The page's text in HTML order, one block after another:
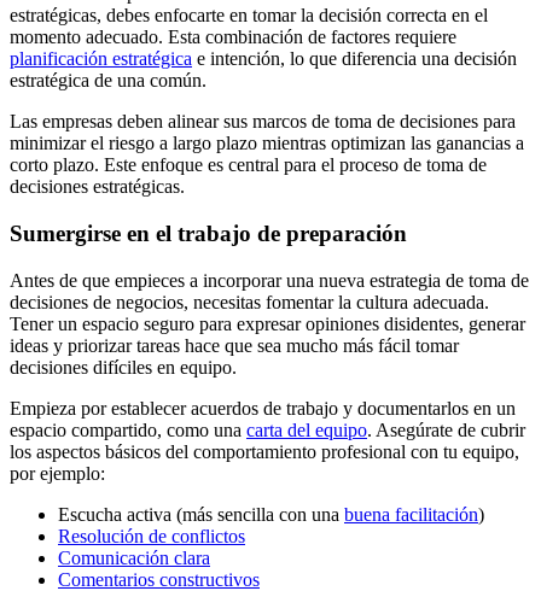
estratégicas, debes enfocarte en tomar la decisión correcta en el
momento adecuado. Esta combinación de factores requiere
planificación estratégica e intención, lo que diferencia una decisión
estratégica de una común.
Las empresas deben alinear sus marcos de toma de decisiones para
minimizar el riesgo a largo plazo mientras optimizan las ganancias a
corto plazo. Este enfoque es central para el proceso de toma de
decisiones estratégicas.
Sumergirse en el trabajo de preparación
Antes de que empieces a incorporar una nueva estrategia de toma de
decisiones de negocios, necesitas fomentar la cultura adecuada.
Tener un espacio seguro para expresar opiniones disidentes, generar
ideas y priorizar tareas hace que sea mucho más fácil tomar
decisiones difíciles en equipo.
Empieza por establecer acuerdos de trabajo y documentarlos en un
espacio compartido, como una carta del equipo. Asegúrate de cubrir
los aspectos básicos del comportamiento profesional con tu equipo,
por ejemplo:
Escucha activa (más sencilla con una buena facilitación)
Resolución de conflictos
Comunicación clara
Comentarios constructivos